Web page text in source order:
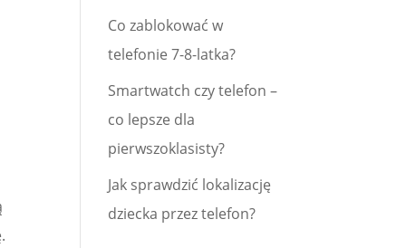
Co zablokować w
telefonie 7-8-latka?
Smartwatch czy telefon –
co lepsze dla
pierwszoklasisty?
Jak sprawdzić lokalizację
dziecka przez telefon?